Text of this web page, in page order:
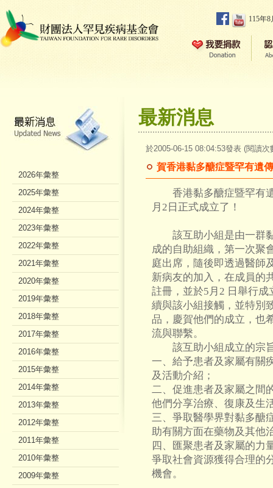
115年
最新消息
於2005-06-15 08:04:53發表 (閱讀次
賀香港黏多醣症暨罕有遺
香港黏多醣症暨罕有遺
月2日正式成立了！
該互助小組是由一群黏
成的自助組織，第一次聚
庭出席，隨後即透過醫師
新病友的加入，在成員的
註冊，並於5月2 日舉行
續與該小組接觸，並特別
品，慶賀他們的成立，也
流與聯繫。
該互助小組成立的宗
一、給予患者及家屬有關
及活動介紹；
二、促進患者及家屬之間
他們分享治療、復康及
三、爭取醫學界對黏多醣
助有關方面在藥物及其
四、匯聚患者及家屬的力
爭取社會資源獲得合理
機會。
2026年彙整
2025年彙整
2024年彙整
2023年彙整
2022年彙整
2021年彙整
2020年彙整
2019年彙整
2018年彙整
2017年彙整
2016年彙整
2015年彙整
2014年彙整
2013年彙整
2012年彙整
2011年彙整
2010年彙整
2009年彙整